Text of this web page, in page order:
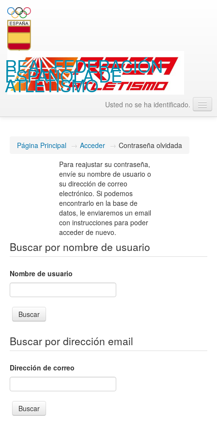
REAL FEDERACIÓN
ESPAÑOLA DE
ATLETISMO
Usted no se ha identificado.
Página Principal → Acceder → Contraseña olvidada
Para reajustar su contraseña,
envíe su nombre de usuario o
su dirección de correo
electrónico. Si podemos
encontrarlo en la base de
datos, le enviaremos un email
con instrucciones para poder
acceder de nuevo.
Buscar por nombre de usuario
Nombre de usuario
Buscar por dirección email
Dirección de correo